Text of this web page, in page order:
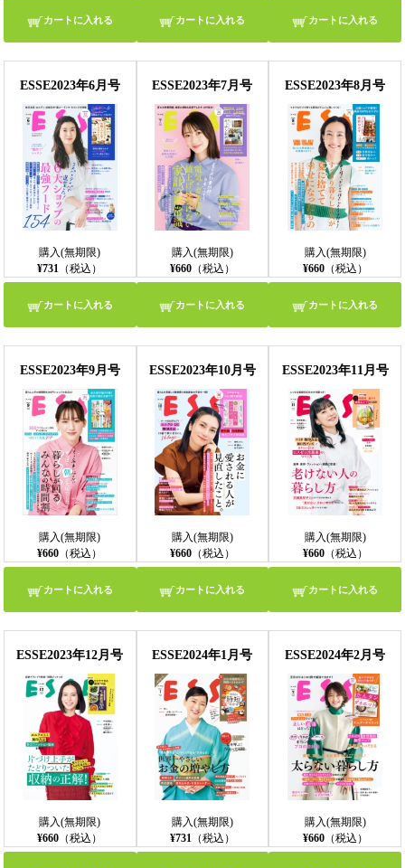
カートに入れる カートに入れる カートに入れる
ESSE2023年6月号
購入(無期限)
¥731 （税込）
カートに入れる
ESSE2023年7月号
購入(無期限)
¥660（税込）
カートに入れる
ESSE2023年8月号
購入(無期限)
¥660（税込）
カートに入れる
ESSE2023年9月号
購入(無期限)
¥660 （税込）
カートに入れる
ESSE2023年10月号
購入(無期限)
¥660（税込）
カートに入れる
ESSE2023年11月号
購入(無期限)
¥660（税込）
カートに入れる
ESSE2023年12月号
購入(無期限)
¥660 （税込）
ESSE2024年1月号
購入(無期限)
¥731（税込）
ESSE2024年2月号
購入(無期限)
¥660（税込）